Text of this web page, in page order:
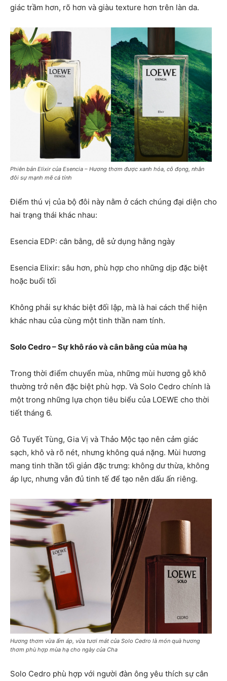
giác trầm hơn, rõ hơn và giàu texture hơn trên làn da.
Phiên bản Elixir của Esencia – Hương thơm được xanh hóa, cô đọng, nhân
đôi sự mạnh mẽ cá tính
Điểm thú vị của bộ đôi này nằm ở cách chúng đại diện cho
hai trạng thái khác nhau:
Esencia EDP: cân bằng, dễ sử dụng hằng ngày
Esencia Elixir: sâu hơn, phù hợp cho những dịp đặc biệt
hoặc buổi tối
Không phải sự khác biệt đối lập, mà là hai cách thể hiện
khác nhau của cùng một tinh thần nam tính.
Solo Cedro – Sự khô ráo và cân bằng của mùa hạ
Trong thời điểm chuyển mùa, những mùi hương gỗ khô
thường trở nên đặc biệt phù hợp. Và Solo Cedro chính là
một trong những lựa chọn tiêu biểu của LOEWE cho thời
tiết tháng 6.
Gỗ Tuyết Tùng, Gia Vị và Thảo Mộc tạo nên cảm giác
sạch, khô và rõ nét, nhưng không quá nặng. Mùi hương
mang tinh thần tối giản đặc trưng: không dư thừa, không
áp lực, nhưng vẫn đủ tinh tế để tạo nên dấu ấn riêng.
Hương thơm vừa ấm áp, vừa tươi mát của Solo Cedro là món quà hương
thơm phù hợp mùa hạ cho ngày của Cha
Solo Cedro phù hợp với người đàn ông yêu thích sự cân